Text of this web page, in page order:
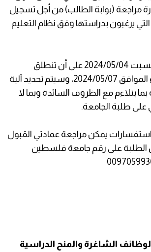
ضرورة مراجعة (بوابة الطالب) من أجل تسجيل
يرغبون بدراستها وفق نظام التعليم
يبدأ التسجيل يوم السبت 2024/05/04 على أن تنطلق
الدراسة يوم الثلاثاء الموافق 2024/05/07، وسيتم تحديد آلية
بما يتلاءم مع الظروف السائدة وبما لا
طلبة الجامعة.
يمكن مراجعة عمادتي القبول
على رقم جامعة فلسطين
الشاغرة والمنح الدراسية